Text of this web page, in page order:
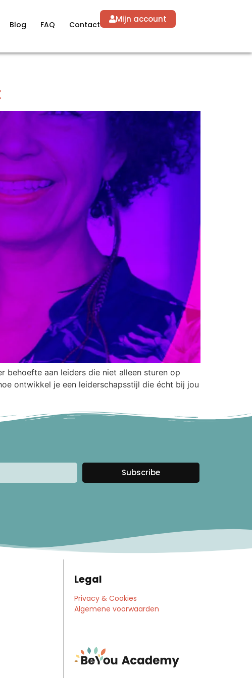
Blog FAQ Contact
Mijn account
behoefte aan leiders die niet alleen sturen op
ontwikkel je een leiderschapsstijl die écht bij jou
Subscribe
Legal
Privacy & Cookies
Algemene voorwaarden